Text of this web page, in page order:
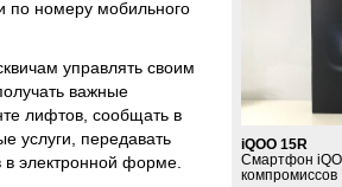
по номеру мобильного
управлять своим
важные
лифтов, сообщать в
услуги, передавать
в электронной форме.
iQOO 15R
Смартфон
компромиссов